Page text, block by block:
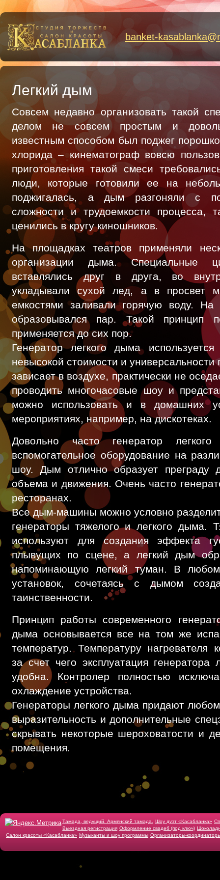
banket-kasablanka@
Легкий дым
Совсем недавно организовать такой
делом не совсем простым и
известным способом был поджег
хлорида – кинематограф вовсю
приготовления такой смеси
люди, которые готовили ее на
поджигалась, а дым разгоняли с
сложности и трудоемкости процесса,
ценились в кругу киношников.
На площадках театров применяли
организации дыма. Специальные
вставлялись друг в друга, во
укладывали сухой лед, а в просвет
емкостями заливали горячую воду. На
образовывался пар. Такой принцип
применяется до сих пор.
Генератор легкого дыма
невысокой стоимости и
зависает в воздухе, практически не
проводить многочасовые шоу и
можно использовать и в домашних
мероприятиях, например, на дискотеках.
Довольно часто генератор
вспомогательное оборудование на
шоу. Дым отлично образует преграду
объема и движения. Очень часто
ресторанах.
Все дым-машины можно условно
генераторы тяжелого и легкого дыма.
используют для создания эффекта
плывущих по сцене, а легкий дым
напоминающую легкий туман. В
установок, сочетаясь с дымом
таинственности.
Принцип работы современного
дыма основывается все на том же
температур. Температуру нагревателя
за счет чего эксплуатация генератора
удобна. Контролер полностью
охлаждение устройства.
Генераторы легкого дыма придают
выразительность и дополнительные
скрывать некоторые шероховатости и
помещения.
Тамада, ведущий. Армянский тамада. Шоу дуэт «Касабланка»
Выездная регистрация Оформление свадеб (под ключ)
Салон красоты «Касабланка» Музыканты и шоу программы Организаторы-